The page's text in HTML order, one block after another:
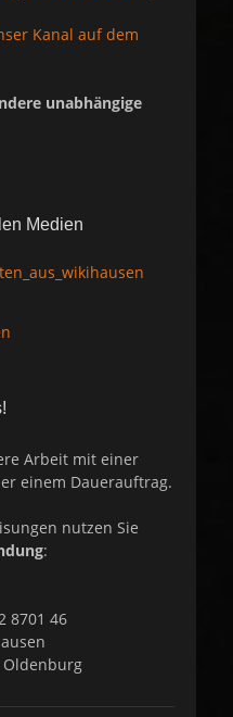
Kanal auf dem
unabhängige
Medien
Arbeit mit einer
einem Dauerauftrag.
nutzen Sie
:
8701 46
Oldenburg